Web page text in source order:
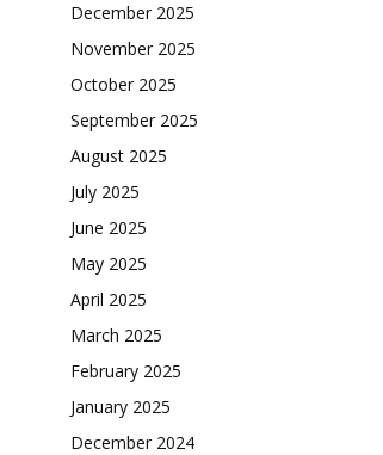
December 2025
November 2025
October 2025
September 2025
August 2025
July 2025
June 2025
May 2025
April 2025
March 2025
February 2025
January 2025
December 2024